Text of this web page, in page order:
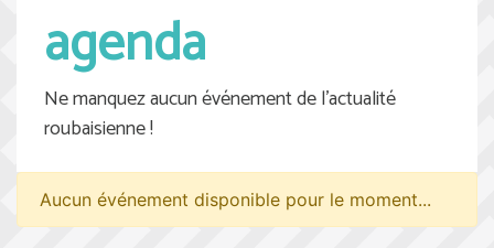
agenda
Ne manquez aucun événement de l'actualité
roubaisienne !
Aucun événement disponible pour le moment...